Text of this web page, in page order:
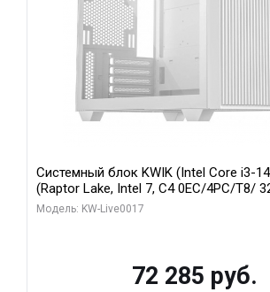
Системный блок KWIK (Intel Core i3-
(Raptor Lake, Intel 7, C4 0EC/4PC/T8/
модуля)/ Gigabyte Arc A310
Модель: KW-Live0017
72 285 руб.